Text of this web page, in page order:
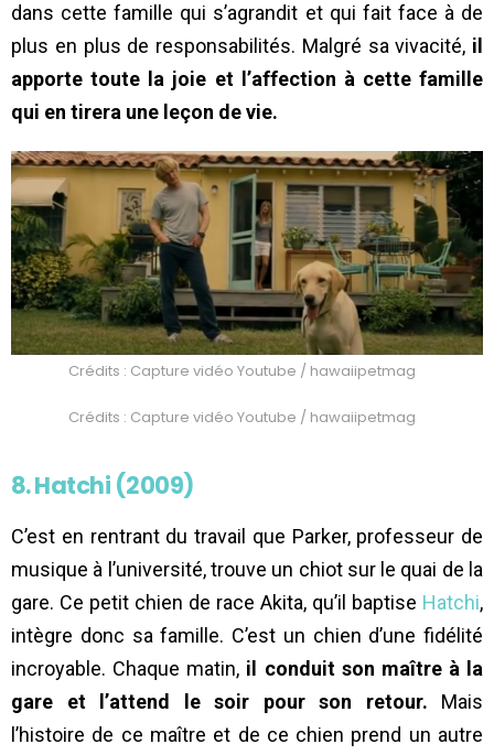
dans cette famille qui s’agrandit et qui fait face à de
plus en plus de responsabilités. Malgré sa vivacité, il
apporte toute la joie et l’affection à cette famille
qui en tirera une leçon de vie.
Crédits : Capture vidéo Youtube / hawaiipetmag
Crédits : Capture vidéo Youtube / hawaiipetmag
8. Hatchi (2009)
C’est en rentrant du travail que Parker, professeur de
musique à l’université, trouve un chiot sur le quai de la
gare. Ce petit chien de race Akita, qu’il baptise Hatchi,
intègre donc sa famille. C’est un chien d’une fidélité
incroyable. Chaque matin, il conduit son maître à la
gare et l’attend le soir pour son retour. Mais
l’histoire de ce maître et de ce chien prend un autre